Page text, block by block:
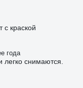
краской
года
легко снимаются.